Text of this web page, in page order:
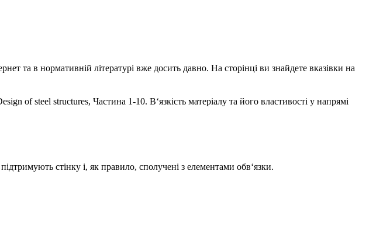
та в нормативній літературі вже досить давно. На сторінці ви знайдете вказівки на
of steel structures, Частина 1-10. В‘язкість матеріалу та його властивості у напрямі
стінку і, як правило, сполучені з елементами обв‘язки.